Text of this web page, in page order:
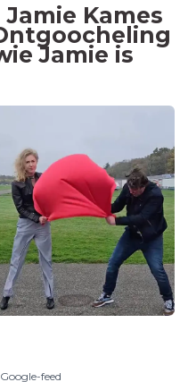
Kames
Jamie is
feed